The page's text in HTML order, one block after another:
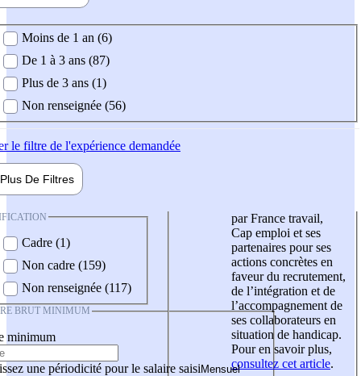
demandée
Moins de 1 an (6)
De 1 à 3 ans (87)
Plus de 3 ans (1)
Non renseignée (56)
le filtre de l'expérience demandée
Plus De Filtres
Cadre (1)
Non cadre (159)
Non renseignée (117)
BRUT MINIMUM
minimum
une périodicité pour le salaire saisi
par France travail,
Cap emploi et ses
partenaires pour ses
actions concrètes en
faveur du recrutement,
de l’intégration et de
l’accompagnement de
ses collaborateurs en
situation de handicap.
Pour en savoir plus,
consultez cet article.